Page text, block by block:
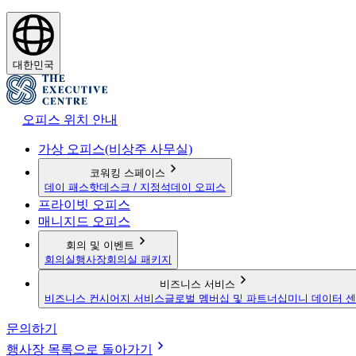
대한민국
오피스 위치 안내
가상 오피스(비상주 사무실)
코워킹 스페이스
데이 패스핫데스크 / 지정석데이 오피스
프라이빗 오피스
매니지드 오피스
회의 및 이벤트
회의실행사장회의실 패키지
비즈니스 서비스
비즈니스 컨시어지 서비스글로벌 멤버십 및 파트너십 미니 데이터
문의하기
행사장 목록으로 돌아가기